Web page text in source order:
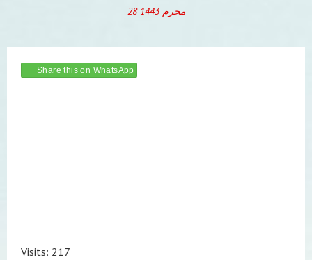
28 محرم 1443
Share this on WhatsApp
Visits: 217